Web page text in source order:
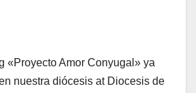
«Proyecto Amor Conyugal» ya
nuestra diócesis at Diocesis de